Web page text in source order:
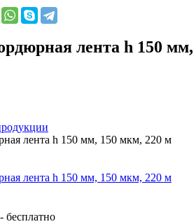
лента h 150
лента h 150 мм, 150 мкм, 220 м
бесплатно